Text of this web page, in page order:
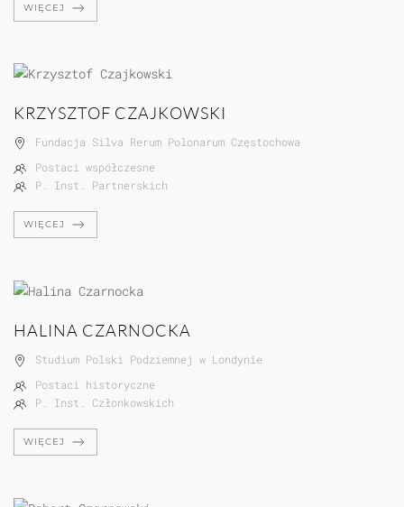
WIĘCEJ
KRZYSZTOF CZAJKOWSKI
Fundacja Silva Rerum Polonarum Częstochowa
Postaci współczesne
P. Inst. Partnerskich
WIĘCEJ
HALINA CZARNOCKA
Studium Polski Podziemnej w Londynie
Postaci historyczne
P. Inst. Członkowskich
WIĘCEJ